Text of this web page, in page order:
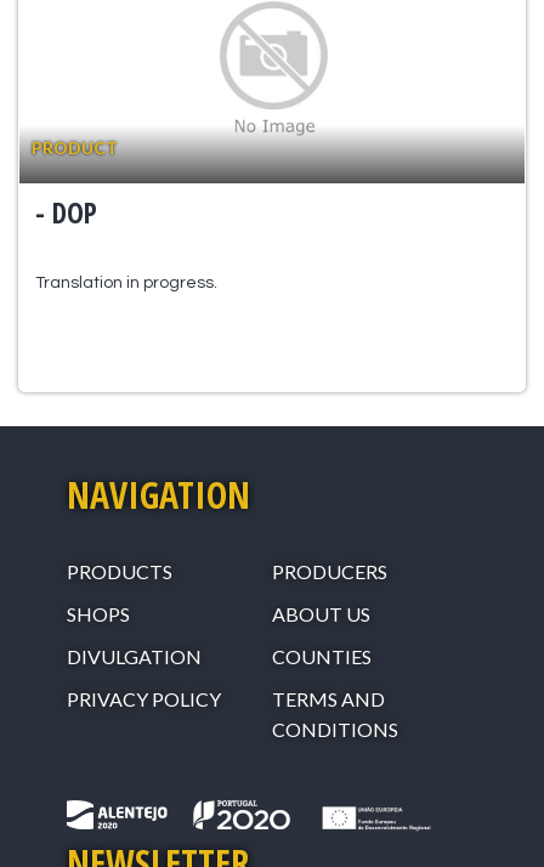
PRODUCT
- DOP
Translation in progress.
NAVIGATION
PRODUCTS
PRODUCERS
SHOPS
ABOUT US
DIVULGATION
COUNTIES
PRIVACY POLICY
TERMS AND
CONDITIONS